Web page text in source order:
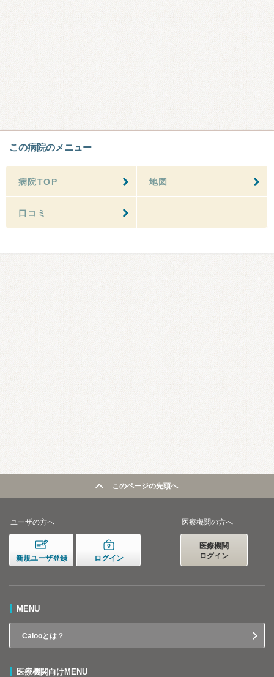
この病院のメニュー
病院TOP 地図
口コミ
このページの先頭へ
ユーザの方へ
新規ユーザ登録 ログイン
医療機関の方へ
医療機関
ログイン
MENU
Calooとは？
医療機関向けMENU